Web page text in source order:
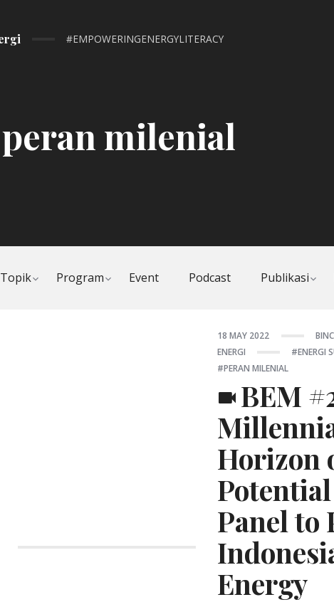
#EMPOWERINGENERGYLITERACY
peran milenial
Topik
Toggle
child
Program
Toggle
child
Event Podcast Publikasi
Posted
18 MAY 2022
ENERGI
Tagged:
ENERGI
PERAN MILENIAL
BEM
Horizon
Panel to
Energy